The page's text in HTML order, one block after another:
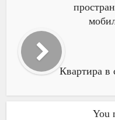
Квартира в
You